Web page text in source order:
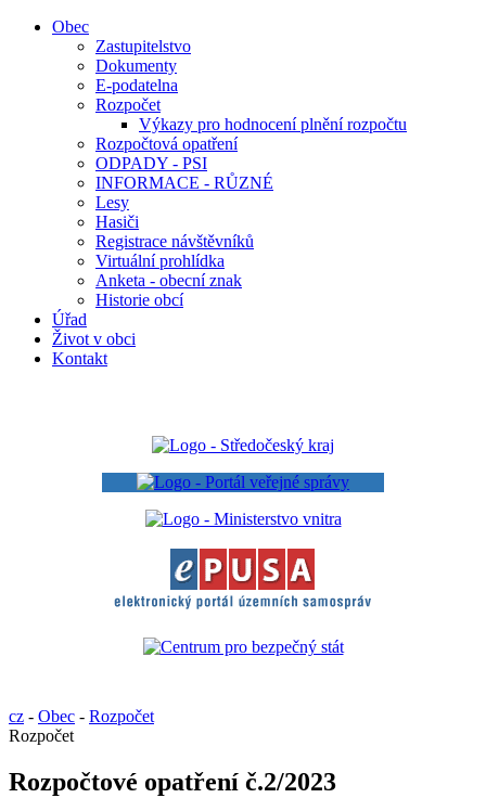
Obec
Zastupitelstvo
Dokumenty
E-podatelna
Rozpočet
Výkazy pro hodnocení plnění rozpočtu
Rozpočtová opatření
ODPADY - PSI
INFORMACE - RŮZNÉ
Lesy
Hasiči
Registrace návštěvníků
Virtuální prohlídka
Anketa - obecní znak
Historie obcí
Úřad
Život v obci
Kontakt
cz - Obec - Rozpočet
Rozpočet
Rozpočtové opatření č.2/2023